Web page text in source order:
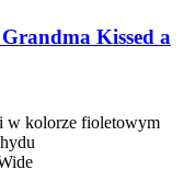
Kissed a
w kolorze fioletowym